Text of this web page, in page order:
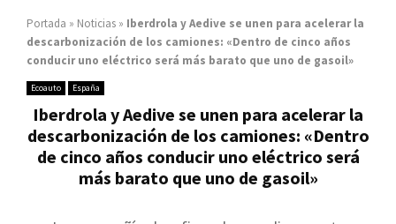
Portada » Noticias » Iberdrola y Aedive se unen para acelerar la
descarbonización de los camiones: «Dentro de cinco años
conducir uno eléctrico será más barato que uno de gasoil»
Ecoauto España
Iberdrola y Aedive se unen para acelerar la
descarbonización de los camiones: «Dentro
de cinco años conducir uno eléctrico será
más barato que uno de gasoil»